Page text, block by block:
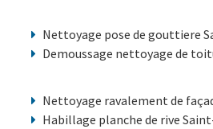
Nettoyage pose de gouttiere
Demoussage nettoyage de
Nettoyage ravalement de
Habillage planche de rive